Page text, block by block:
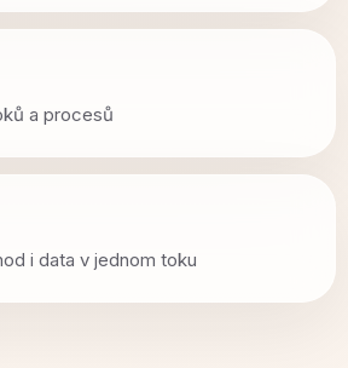
a procesů
i data v jednom toku